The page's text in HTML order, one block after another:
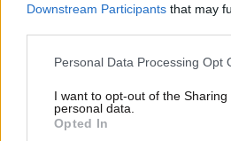
Downstream Participants that may
Please note that this website/app
not limited to your visit or usage
grant or deny consent to Google
use your data for below specified
Personal Data Processing Opt
I want to opt-out of the Sharing
personal data.
Opted In